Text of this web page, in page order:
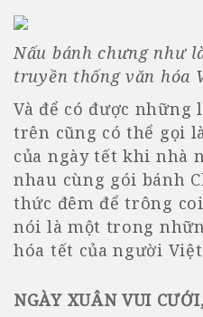
Nấu bánh chưng như
truyền thống văn hóa
Và để có được những
trên cũng có thể gọi
của ngày tết khi nhà
nhau cùng gói bánh
thức đêm để trông
nói là một trong
hóa tết của người
NGÀY XUÂN VUI